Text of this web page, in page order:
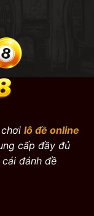
lô đề online
cấp đầy đủ
đánh đề